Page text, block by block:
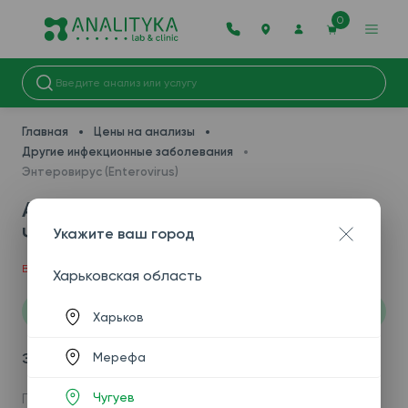
0
Главная
Цены на анализы
Другие инфекционные заболевания
Энтеровирус (Enterovirus)
Анализы на энтеровирус в
Чугуеве
Важно!Цены в разных городах могут отличаться.
Категории
Энтеровирус (Enterovirus)
По вашему запросу результатов не найдено.
Укажите ваш город
Харьковская область
Харьков
Мерефа
Чугуев